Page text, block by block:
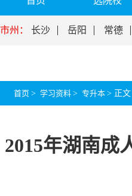
市州： 长沙 岳阳 常德
首页 > 学习资料 > 专升本 > 正文
2015年湖南成